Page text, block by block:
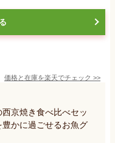
価格と在庫を楽天でチェック >>
京焼き食べ比べセッ
豊かに過ごせるお魚グ